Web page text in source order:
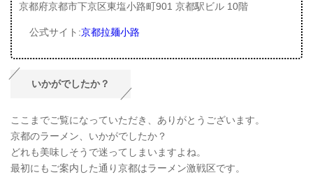
京都府京都市下京区東塩小路町901 京都駅ビル 10階
公式サイト:京都拉麺小路
いかがでしたか？
ここまでご覧になっていただき、ありがとうございます。
京都のラーメン、いかがでしたか？
どれも美味しそうで迷ってしまいますよね。
最初にもご案内した通り京都はラーメン激戦区です。